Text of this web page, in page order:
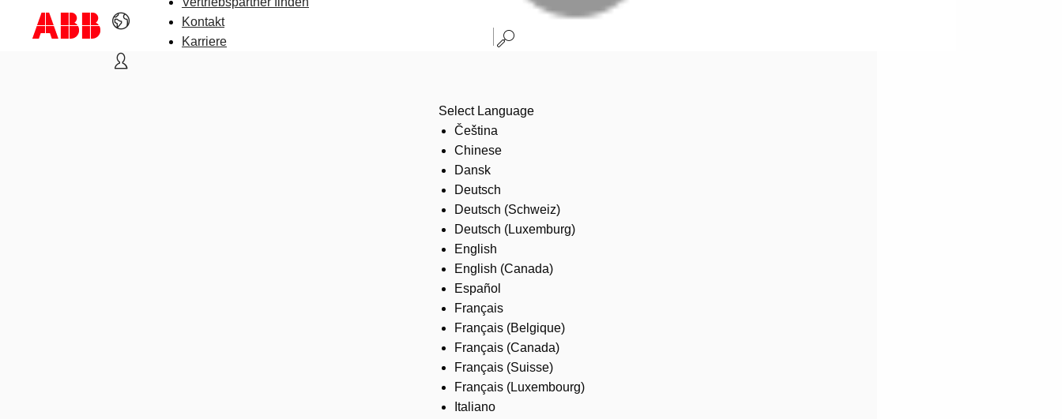
Kontakt
Karriere
Select Language
Čeština
Chinese
Dansk
Deutsch
Deutsch (Schweiz)
Deutsch (Luxemburg)
English
English (Canada)
Español
Français
Français (Belgique)
Français (Canada)
Français (Suisse)
Français (Luxembourg)
Italiano